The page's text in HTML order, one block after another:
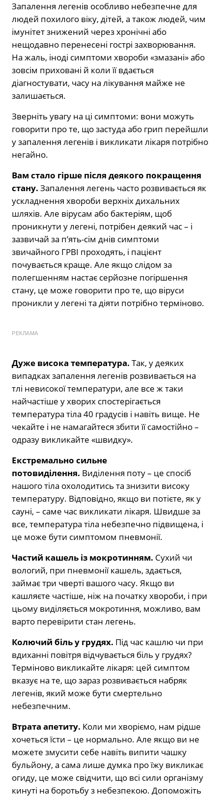
Запалення легенів особливо небезпечне для
людей похилого віку, дітей, а також людей, чим
імунітет знижений через хронічні або
нещодавно перенесені гострі захворювання.
На жаль, іноді симптоми хвороби «змазані» або
зовсім приховані й коли її вдається
діагностувати, часу на лікування майже не
залишається.
Зверніть увагу на ці симптоми: вони можуть
говорити про те, що застуда або грип перейшли
у запалення легенів і викликати лікаря потрібно
негайно.
Вам стало гірше після деякого покращення
стану. Запалення легень часто розвивається як
ускладнення хвороби верхніх дихальних
шляхів. Але вірусам або бактеріям, щоб
проникнути у легені, потрібен деякий час – і
зазвичай за п’ять-сім днів симптоми
звичайного ГРВІ проходять, і пацієнт
почувається краще. Але якщо слідом за
полегшенням настає серйозне погіршення
стану, це може говорити про те, що віруси
проникли у легені та діяти потрібно терміново.
РЕКЛАМА
Дуже висока температура. Так, у деяких
випадках запалення легенів розвивається на
тлі невисокої температури, але все ж таки
найчастіше у хворих спостерігається
температура тіла 40 градусів і навіть вище. Не
чекайте і не намагайтеся збити її самостійно –
одразу викликайте «швидку».
Екстремально сильне
потовиділення. Виділення поту – це спосіб
нашого тіла охолодитись та знизити високу
температуру. Відповідно, якщо ви потієте, як у
сауні, – саме час викликати лікаря. Швидше за
все, температура тіла небезпечно підвищена, і
це може бути симптомом пневмонії.
Частий кашель із мокротинням. Сухий чи
вологий, при пневмонії кашель, здається,
займає три чверті вашого часу. Якщо ви
кашляєте частіше, ніж на початку хвороби, і при
цьому виділяється мокротиння, можливо, вам
варто перевірити стан легень.
Колючий біль у грудях. Під час кашлю чи при
вдиханні повітря відчувається біль у грудях?
Терміново викликайте лікаря: цей симптом
вказує на те, що зараз розвивається набряк
легенів, який може бути смертельно
небезпечним.
Втрата апетиту. Коли ми хворіємо, нам рідше
хочеться їсти – це нормально. Але якщо ви не
можете змусити себе навіть випити чашку
бульйону, а сама лише думка про їжу викликає
огиду, це може свідчити, що всі сили організму
кинуті на боротьбу з небезпекою. Допоможіть